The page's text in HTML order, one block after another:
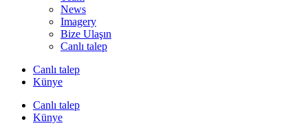
News
Imagery
Bize Ulaşın
Canlı talep
Canlı talep
Künye
Canlı talep
Künye